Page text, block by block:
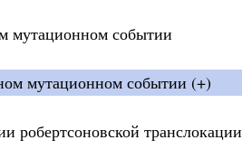
мутационном событии
мутационном событии (+)
робертсоновской транслокации